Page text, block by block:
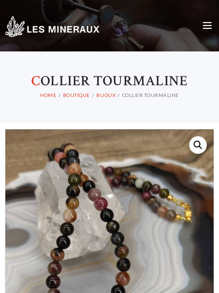
COLLIER TOURMALINE
HOME BOUTIQUE BIJOUX COLLIER TOURMALINE